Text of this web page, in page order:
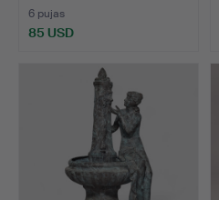
6 pujas
85 USD